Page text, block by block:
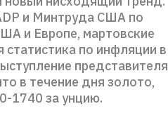
и Минтруда США по
и Европе, мартовские
по инфляции в
представителя
в течение дня золото,
1740 за унцию.